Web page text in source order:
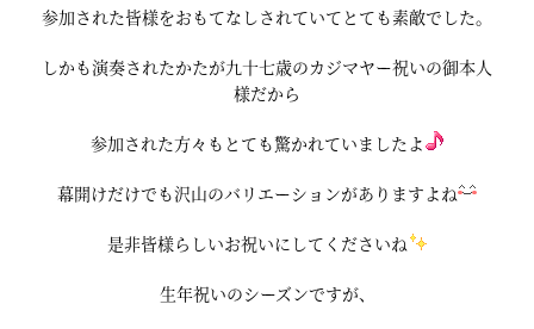
参加された皆様をおもてなしされていてとても素敵でした。
しかも演奏されたかたが九十七歳のカジマヤー祝いの御本人
様だから
参加された方々もとても驚かれていましたよ
幕開けだけでも沢山のバリエーションがありますよね
是非皆様らしいお祝いにしてくださいね
生年祝いのシーズンですが、